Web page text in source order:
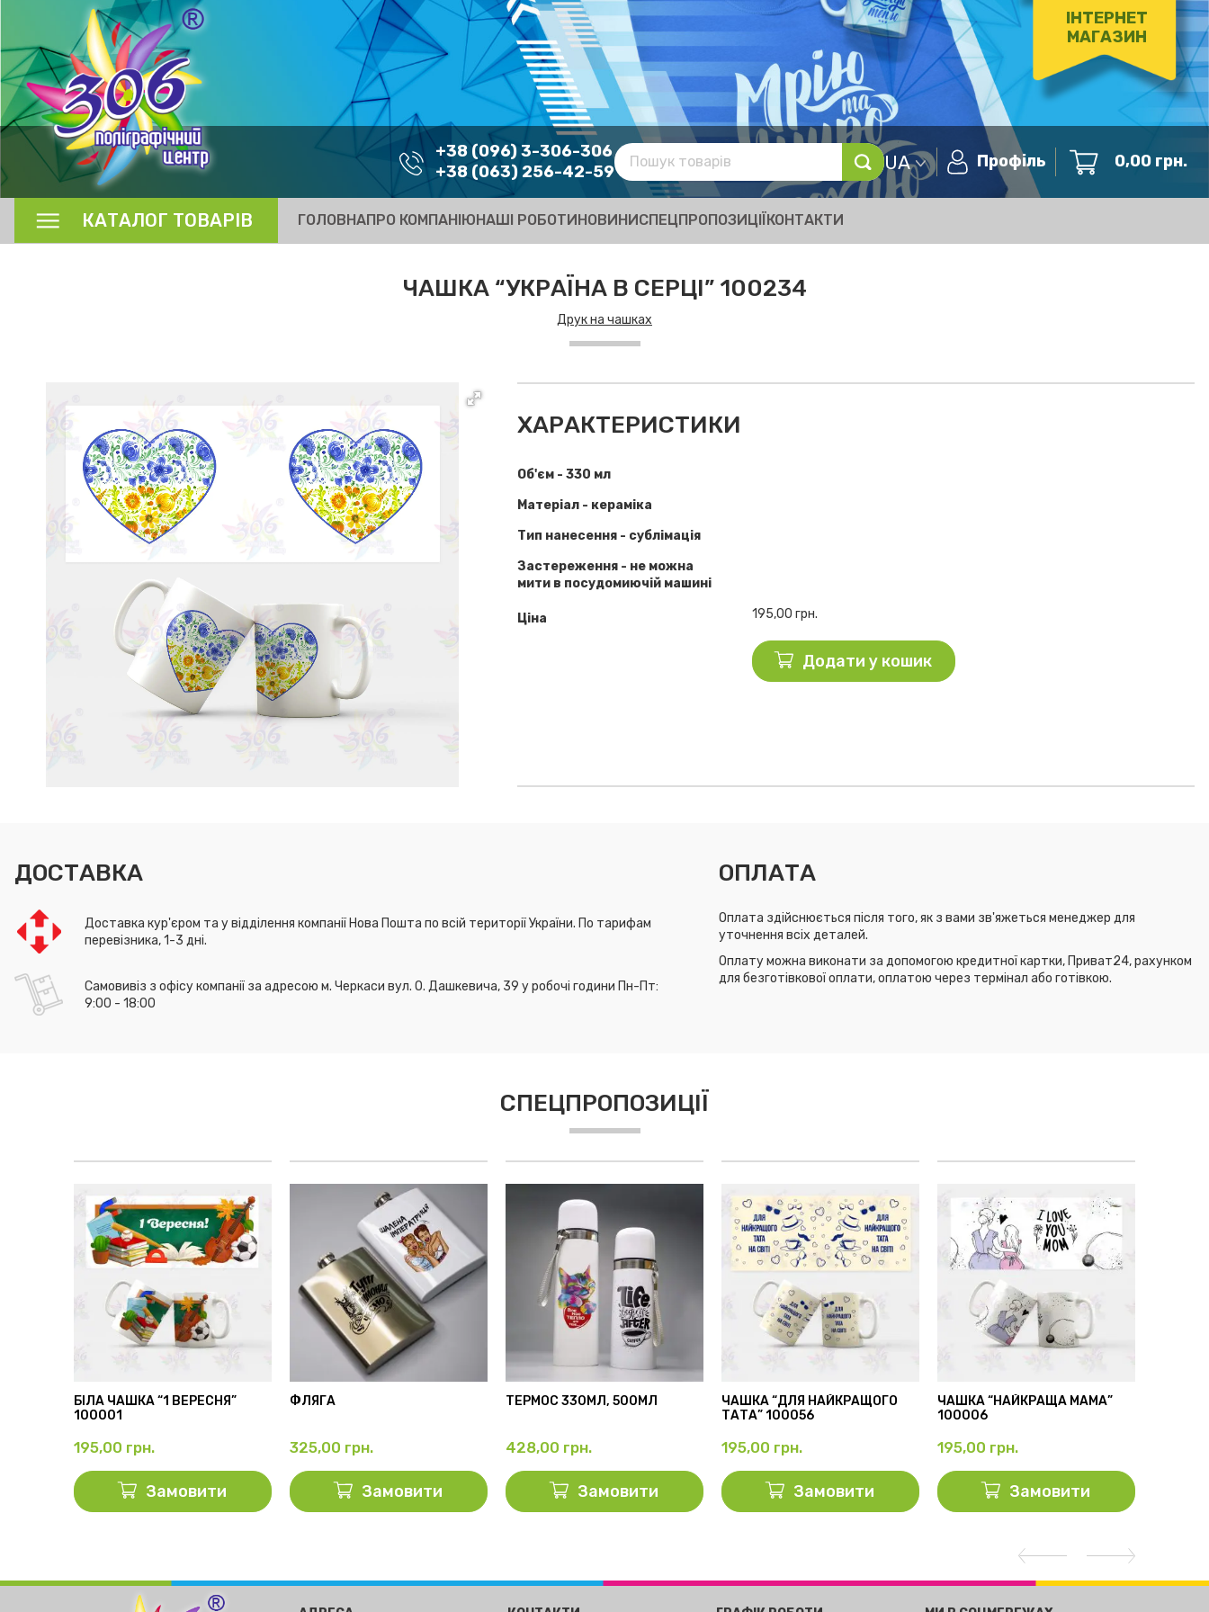
ІНТЕРНЕТ
МАГАЗИН
+38 (096) 3-306-306
+38 (063) 256-42-59
UA Профіль 0,00 грн.
КАТАЛОГ ТОВАРІВ ГОЛОВНАПРО КОМПАНІЮНАШІ РОБОТИНОВИНИСПЕЦПРОПОЗИЦІЇКОНТАКТИ
ЧАШКА “УКРАЇНА В СЕРЦІ” 100234
Друк на чашках
ХАРАКТЕРИСТИКИ
Об'єм - 330 мл
Матеріал - кераміка
Тип нанесення - сублімація
Застереження - не можна
мити в посудомиючій машині
Ціна 195,00грн.
Додати у кошик
ДОСТАВКА
Доставка кур'єром та у відділення компанії Нова Пошта по всій території України. По тарифам
перевізника, 1-3 дні.
Самовивіз з офісу компанії за адресою м. Черкаси вул. О. Дашкевича, 39 у робочі години Пн-Пт:
9:00 - 18:00
ОПЛАТА
Оплата здійснюється після того, як з вами зв'яжеться менеджер для
уточнення всіх деталей.
Оплату можна виконати за допомогою кредитної картки, Приват24, рахунком
для безготівкової оплати, оплатою через термінал або готівкою.
СПЕЦПРОПОЗИЦІЇ
БІЛА ЧАШКА “1 ВЕРЕСНЯ”
100001
195,00 грн.
Замовити
ФЛЯГА
325,00 грн.
Замовити
ТЕРМОС 330МЛ, 500МЛ
428,00 грн.
Замовити
ЧАШКА “ДЛЯ НАЙКРАЩОГО
ТАТА” 100056
195,00 грн.
Замовити
ЧАШКА “НАЙКРАЩА МАМА”
100006
195,00 грн.
Замовити